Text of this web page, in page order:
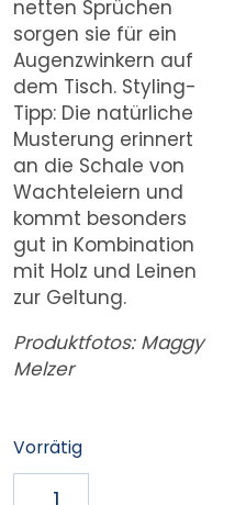
netten Sprüchen
sorgen sie für ein
Augenzwinkern auf
dem Tisch. Styling-
Tipp: Die natürliche
Musterung erinnert
an die Schale von
Wachteleiern und
kommt besonders
gut in Kombination
mit Holz und Leinen
zur Geltung.
Produktfotos: Maggy
Melzer
Vorrätig